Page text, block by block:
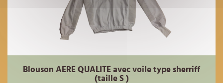
Blouson AERE QUALITE avec voile type sherriff
(taille S )